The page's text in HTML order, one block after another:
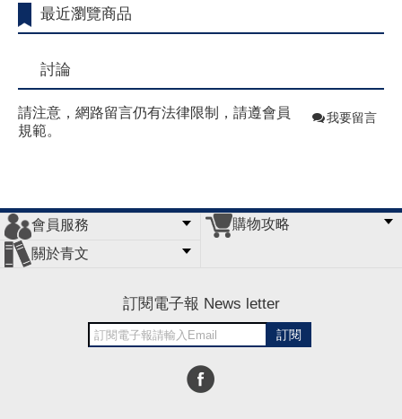
最近瀏覽商品
討論
請注意，網路留言仍有法律限制，請遵會員
規範。
我要留言
會員服務
會員辦法
客服信箱
隱私條款
網站導覽
購物攻略
關於青文
訂閱電子報 News letter
訂閱